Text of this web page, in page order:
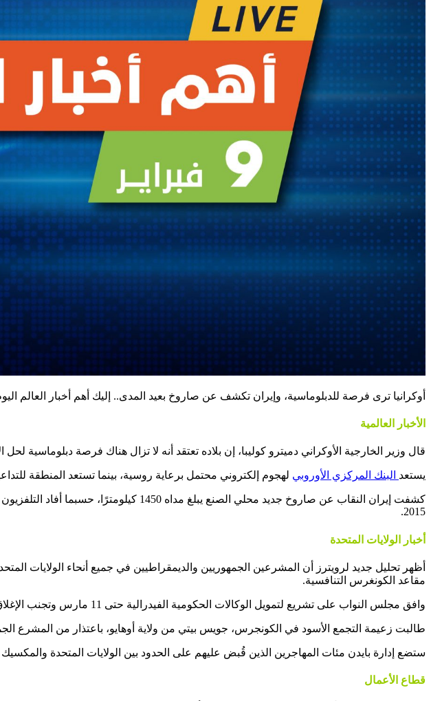
أوكرانيا ترى فرصة للدبلوماسية، وإيران تكشف عن صاروخ بعيد المدى.. إليك أهم أخبار العالم اليوم الأربعاء 9
الأخبار العالمية
قال وزير الخارجية الأوكراني دميترو كوليبا، إن بلاده تعتقد أنه لا تزال هناك فرصة
يستعد البنك المركزي الأوروبي لهجوم إلكتروني محتمل برعاية روسية، بينما تستعد المنطقة
كشفت إيران النقاب عن صاروخ جديد محلي
2015.
أخبار الولايات المتحدة
أظهر تحليل جديد لرويترز أن المشرعين الجمهوريين والديمقراطيين في جميع أنحاء الولايات
مقاعد الكونغرس التنافسية.
وافق مجلس النواب على تشريع لتمويل الوكالات الحكومية الفيدرالية حتى 11 مارس وتجنب الإغلاق الفوضوي للعديد من عمليات واشنطن عندما تنتهي الأموال الحالية في منتصف ليل 18 فبراير.
طالبت زعيمة التجمع الأسود في الكونجرس، جويس بيتي من ولاية أوهايو، باعتذار من المشرع
ستضع إدارة بايدن مئات المهاجرين الذين قُبض عليهم على الحدود بين الولايات المتحدة
قطاع الأعمال